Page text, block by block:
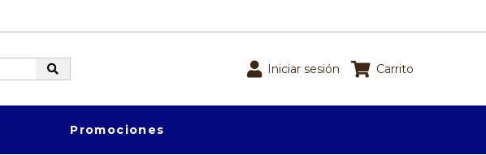
Iniciar sesión Carrito
Promociones